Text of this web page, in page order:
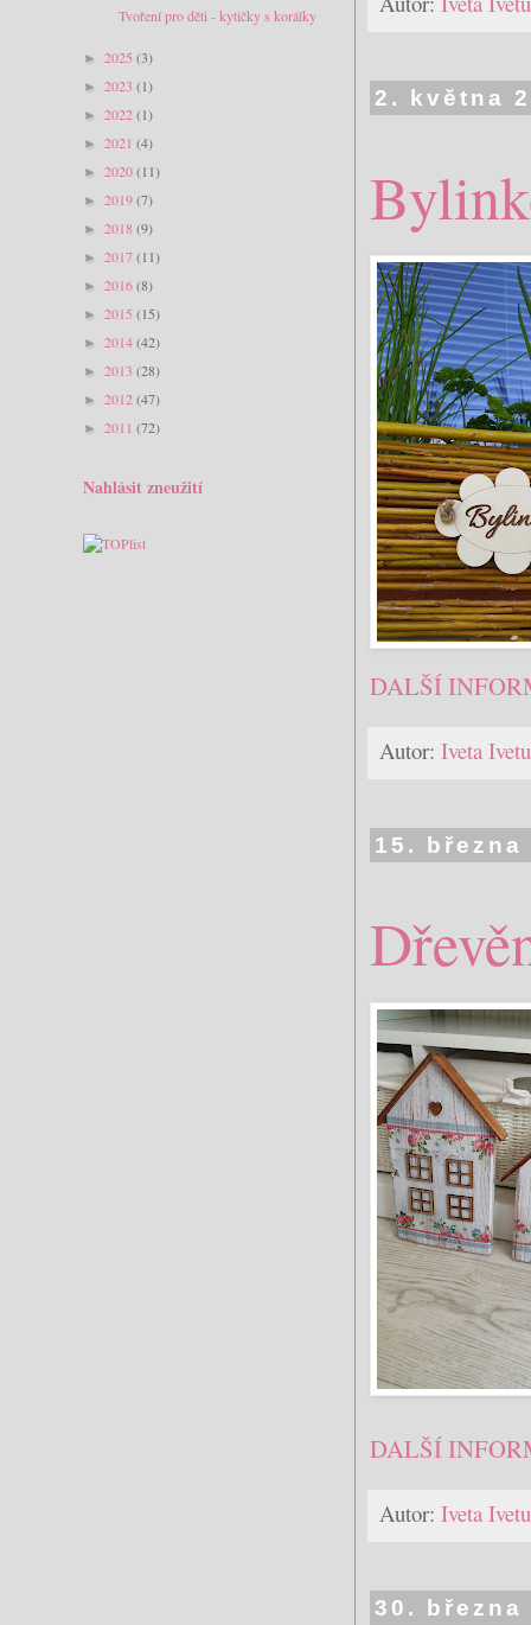
2. května
DALŠÍ
Autor: Iveta
15. března
DALŠÍ
Autor: Iveta
30. března
Tvoření pro děti - kytičky s korálky
► 2025 (3)
► 2023 (1)
► 2022(1)
► 2021 (4)
► 2020(11)
► 2019(7)
► 2018 (9)
► 2017(11)
► 2016(8)
► 2015 (15)
► 2014(42)
► 2013 (28)
► 2012(47)
► 2011 (72)
Nahlásit zneužití